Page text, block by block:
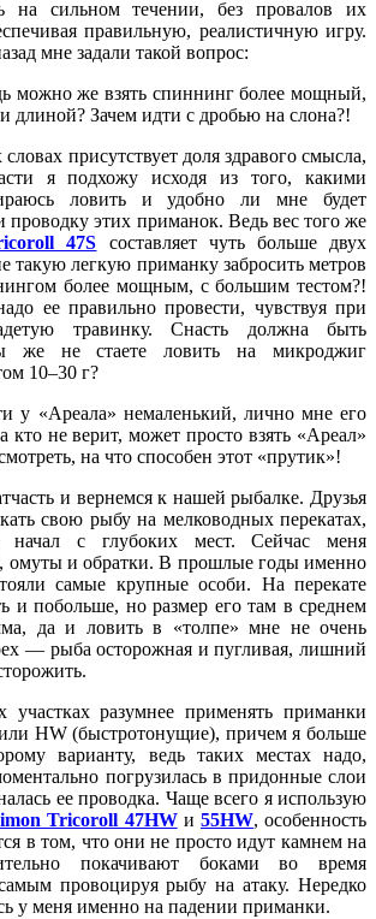
на сильном течении, без провалов их
правильную, реалистичную игру.
мне задали такой вопрос:
можно же взять спиннинг более мощный,
длиной? Зачем идти с дробью на слона?!
присутствует доля здравого смысла,
я подхожу исходя из того, какими
ловить и удобно ли мне будет
проводку этих приманок. Ведь вес того же
47S составляет чуть больше двух
такую легкую приманку забросить метров
более мощным, с большим тестом?!
ее правильно провести, чувствуя при
травинку. Снасть должна быть
же не стаете ловить на микроджиг
10–30 г?
у «Ареала» немаленький, лично мне его
кто не верит, может просто взять «Ареал»
на что способен этот «прутик»!
и вернемся к нашей рыбалке. Друзья
свою рыбу на мелководных перекатах,
с глубоких мест. Сейчас меня
омуты и обратки. В прошлые годы именно
самые крупные особи. На перекате
и побольше, но размер его там в среднем
да и ловить в «толпе» мне не очень
— рыба осторожная и пугливая, лишний
участках разумнее применять приманки
HW (быстротонущие), причем я больше
варианту, ведь таких местах надо,
погрузилась в придонные слои
ее проводка. Чаще всего я использую
Tricoroll 47HWи 55HW, особенность
в том, что они не просто идут камнем на
покачивают боками во время
провоцируя рыбу на атаку. Нередко
у меня именно на падении приманки.